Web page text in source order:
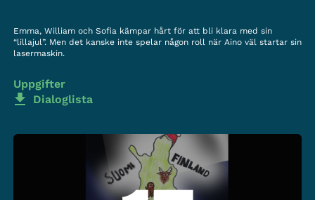
Emma, William och Sofia kämpar hårt för att bli klara med sin
“lillajul”. Men det kanske inte spelar någon roll när Aino väl startar sin
lasermaskin.
Uppgifter
Dialoglista